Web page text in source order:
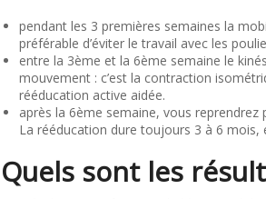
pendant les 3 premières semaines la
préférable d’éviter le travail avec les
entre la 3ème et la 6ème semaine le
mouvement : c’est la contraction
rééducation active aidée.
après la 6ème semaine, vous
La rééducation dure toujours 3 à 6
Quels sont les